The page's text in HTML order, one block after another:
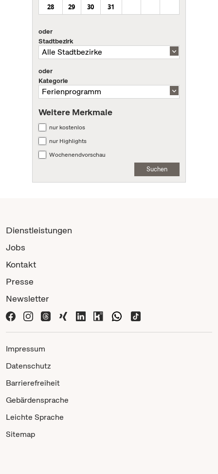
28
29 30 31
oder
Stadtbezirk
oder
Kategorie
Weitere Merkmale
nur kostenlos
nur Highlights
Wochenendvorschau
Suchen
Dienstleistungen
Jobs
Kontakt
Presse
Newsletter
Impressum
Datenschutz
Barrierefreiheit
Gebärdensprache
Leichte Sprache
Sitemap